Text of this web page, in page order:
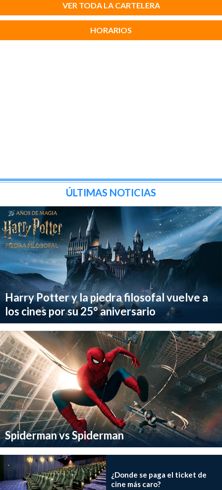
VER TODA LA CARTELERA
HORARIOS
ÚLTIMAS NOTICIAS
Harry Potter y la piedra filosofal vuelve a
los cines por su 25° aniversario
Spiderman vs Spiderman
¿Donde se paga el ticket de
cine más caro?